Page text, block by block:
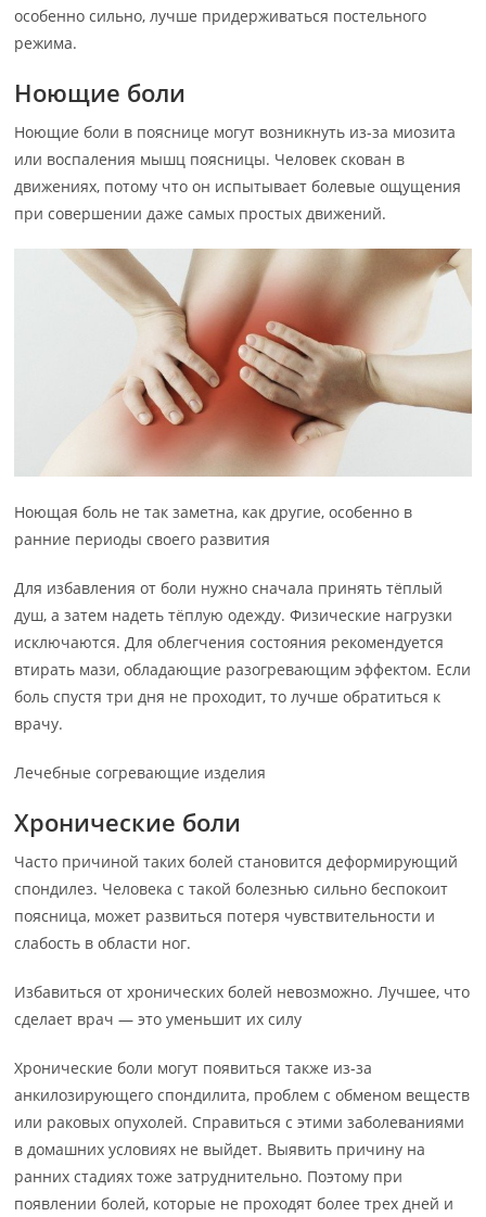
особенно сильно, лучше придерживаться постельного
режима.
Ноющие боли
Ноющие боли в пояснице могут возникнуть из-за миозита
или воспаления мышц поясницы. Человек скован в
движениях, потому что он испытывает болевые ощущения
при совершении даже самых простых движений.
Ноющая боль не так заметна, как другие, особенно в
ранние периоды своего развития
Для избавления от боли нужно сначала принять тёплый
душ, а затем надеть тёплую одежду. Физические нагрузки
исключаются. Для облегчения состояния рекомендуется
втирать мази, обладающие разогревающим эффектом. Если
боль спустя три дня не проходит, то лучше обратиться к
врачу.
Лечебные согревающие изделия
Хронические боли
Часто причиной таких болей становится деформирующий
спондилез. Человека с такой болезнью сильно беспокоит
поясница, может развиться потеря чувствительности и
слабость в области ног.
Избавиться от хронических болей невозможно. Лучшее, что
сделает врач — это уменьшит их силу
Хронические боли могут появиться также из-за
анкилозирующего спондилита, проблем с обменом веществ
или раковых опухолей. Справиться с этими заболеваниями
в домашних условиях не выйдет. Выявить причину на
ранних стадиях тоже затруднительно. Поэтому при
появлении болей, которые не проходят более трех дней и